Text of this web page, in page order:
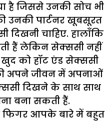
है जिससे उनकी सोच भी
उनकी पार्टनर खूबसूरत
दिखनी चाहिए. हालाँकि
हैं लेकिन सेक्ससी नहीं
खुद को हॉट एंड सेक्ससी
अपने जीवन में अपनाओं
दिखने के साथ साथ
बना सकती हैं.
आपके बारे में बहुत